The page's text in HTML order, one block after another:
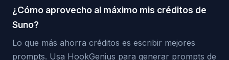
¿Cómo aprovecho al máximo mis créditos de
Suno?
Lo que más ahorra créditos es escribir mejores
prompts. Usa HookGenius para generar prompts de